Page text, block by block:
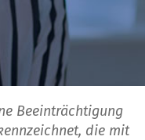
Beeinträchtigung
die mit